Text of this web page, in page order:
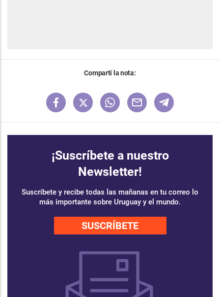
Compartí la nota:
¡Suscríbete a nuestro
Newsletter!
Suscríbete y recibe todas las mañanas en tu correo lo
más importante sobre Uruguay y el mundo.
SUSCRÍBETE